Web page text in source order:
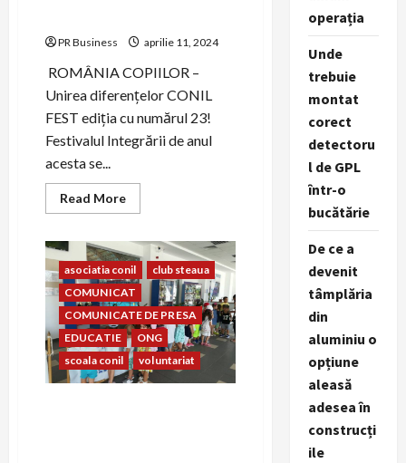
PR Business aprilie 11, 2024
ROMÂNIA COPIILOR –
Unirea diferențelor CONIL
FEST ediția cu numărul 23!
Festivalul Integrării de anul
acesta se...
Read MoreRead
more
Fest
2023
–
FESTIVALUL
INTEGRĂRII
EDIȚIA
A
–
XXIII-
A
asociatia conil
club steaua
COMUNICAT
COMUNICATE DE PRESA
EDUCATIE
ONG
scoala conil
voluntariat
operația
Unde
trebuie
montat
corect
detectoru
l de GPL
într-o
bucătărie
De ce a
devenit
tâmplăria
din
aluminiu o
opțiune
aleasă
adesea în
construcți
ile